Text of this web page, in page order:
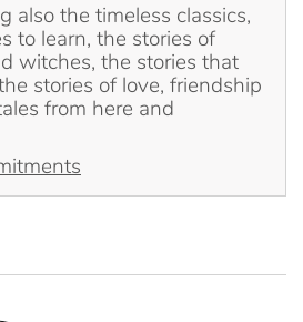
also the timeless classics,
to learn, the stories of
witches, the stories that
stories of love, friendship
from here and